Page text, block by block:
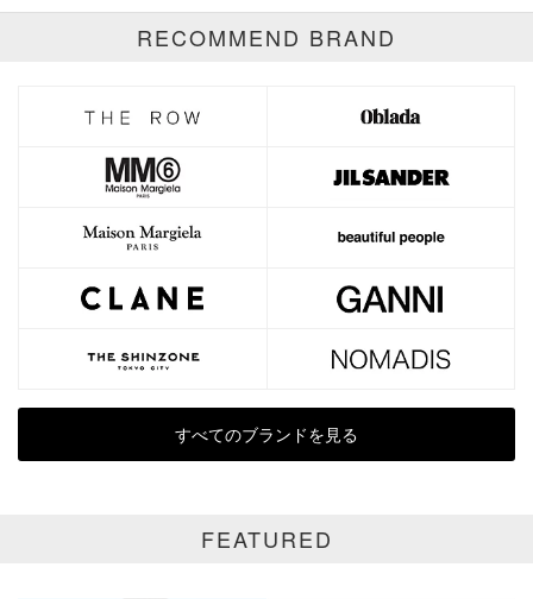
円～
RECOMMEND BRAND
すべてのブランドを見る
FEATURED